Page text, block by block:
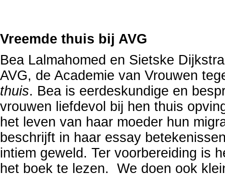
Vreemde thuis bij AVG
Bea Lalmahomed en Sietske
AVG, de Academie van Vrouwen
thuis. Bea is eerdeskundige en
vrouwen liefdevol bij hen thuis
het leven van haar moeder hun
beschrijft in haar essay
intiem geweld. Ter voorbereiding is
het boek te lezen. We doen ook